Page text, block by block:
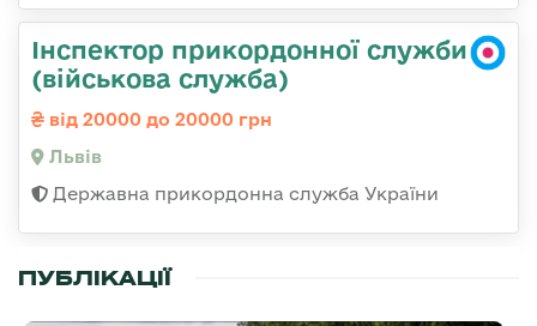
Інспектор прикордонної служби
(військова служба)
від 20000 до 20000 грн
Львів
Державна прикордонна служба України
ПУБЛІКАЦІЇ